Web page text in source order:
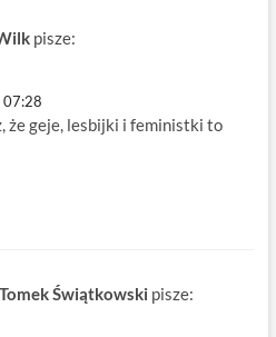
pisze:
07:28
że geje, lesbijki i feministki to
Tomek Świątkowski pisze: